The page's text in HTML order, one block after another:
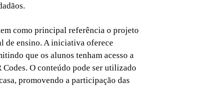
como principal referência o projeto
de ensino. A iniciativa oferece
que os alunos tenham acesso a
O conteúdo pode ser utilizado
promovendo a participação das